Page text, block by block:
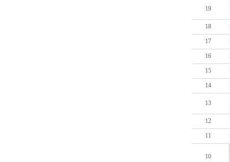
19
18
17
16
15
14
13
12
11
10